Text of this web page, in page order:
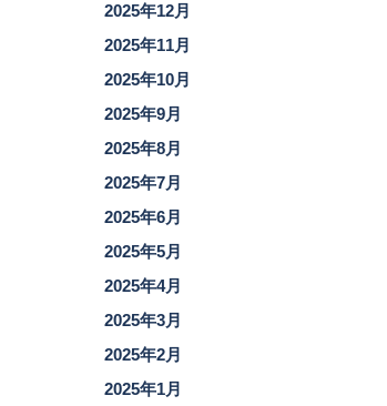
2025年12月
2025年11月
2025年10月
2025年9月
2025年8月
2025年7月
2025年6月
2025年5月
2025年4月
2025年3月
2025年2月
2025年1月